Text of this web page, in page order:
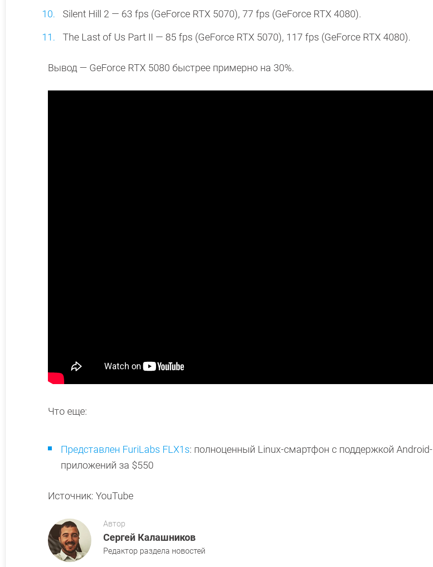
Silent Hill 2 — 63 fps (GeForce RTX 5070), 77 fps (GeForce RTX 4080).
The Last of Us Part II — 85 fps (GeForce RTX 5070), 117 fps (GeForce RTX 4080).
Вывод — GeForce RTX 5080 быстрее примерно на 30%.
Что еще:
Представлен FuriLabs FLX1s: полноценный Linux-смартфон с поддержкой Android-
приложений за $550
Источник: YouTube
Автор
Сергей Калашников
Редактор раздела новостей